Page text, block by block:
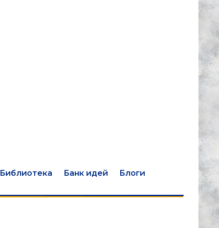
Библиотека Банк идей
Блоги